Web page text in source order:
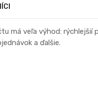
má veľa výhod: rýchlejšií
a ďalšie.